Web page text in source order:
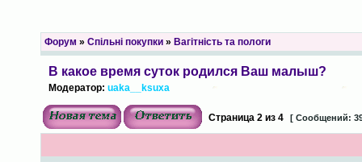
Форум » Спільні покупки» Вагітність та пологи
В какое время суток родился Ваш малыш?
Модератор: uaka__ksuxa
Страница 2из 4 [ Сообщений: